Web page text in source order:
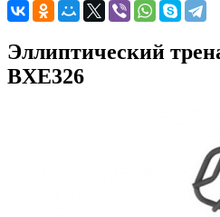
Эллиптический
BXE326